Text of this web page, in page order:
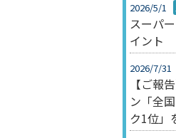
2026/5/1
スーパ
イント
2026/7/31
【ご報
ン「全
ク1位」